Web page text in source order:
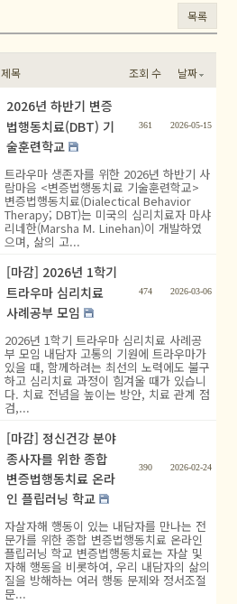
목록
제목 조회 수 날짜
2026년 하반기 변증
법행동치료(DBT) 기
술훈련학교
361 2026-05-15
트라우마 생존자를 위한 2026년 하반기 사
람마음 <변증법행동치료 기술훈련학교>
변증법행동치료(Dialectical Behavior
Therapy; DBT)는 미국의 심리치료자 마샤
리네한(Marsha M. Linehan)이 개발하였
으며, 삶의 고...
[마감] 2026년 1학기
트라우마 심리치료
사례공부 모임
474 2026-03-06
2026년 1학기 트라우마 심리치료 사례공
부 모임 내담자 고통의 기원에 트라우마가
있을 때, 함께하려는 최선의 노력에도 불구
하고 심리치료 과정이 힘겨울 때가 있습니
다. 치료 전념을 높이는 방안, 치료 관계 점
검,...
[마감] 정신건강 분야
종사자를 위한 종합
변증법행동치료 온라
인 플립러닝 학교
390 2026-02-24
자살자해 행동이 있는 내담자를 만나는 전
문가를 위한 종합 변증법행동치료 온라인
플립러닝 학교 변증법행동치료는 자살 및
자해 행동을 비롯하여, 우리 내담자의 삶의
질을 방해하는 여러 행동 문제와 정서조절
문...